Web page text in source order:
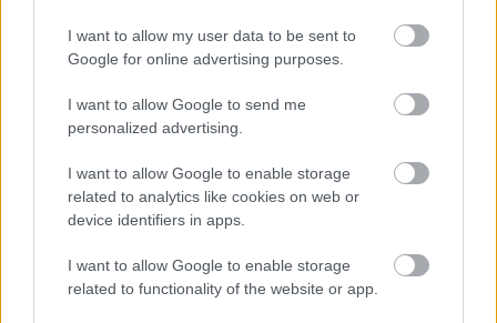
I want to allow my user data to be sent to
Google for online advertising purposes.
I want to allow Google to send me
personalized advertising.
I want to allow Google to enable storage
related to analytics like cookies on web or
device identifiers in apps.
I want to allow Google to enable storage
related to functionality of the website or app.
A Horváth Rally ASE köszöni partnereinek a segítséget!
Sári Péter #Rallyhearthu
Eger Rally 2022 Horváth Rallye ASE ORB Rally2
Facebook X